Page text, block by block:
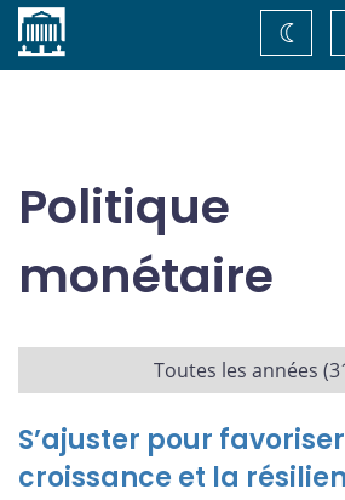
Accueil
de
Politique
monétaire
Toutes les années
S’ajuster pour
croissance et la